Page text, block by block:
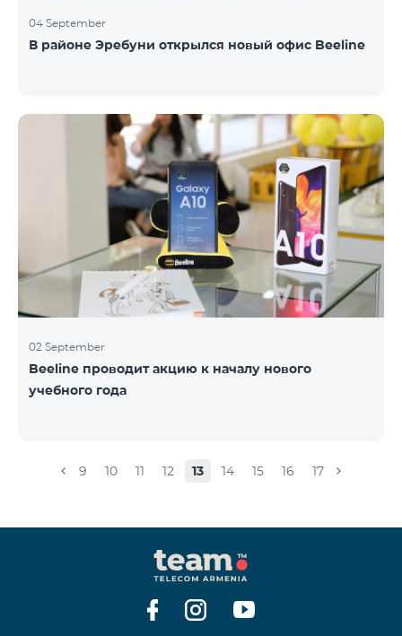
04 September
В районе Эребуни открылся новый офис Beeline
02 September
Beeline проводит акцию к началу нового
учебного года
9 10 11 12 13 14 15 16 17